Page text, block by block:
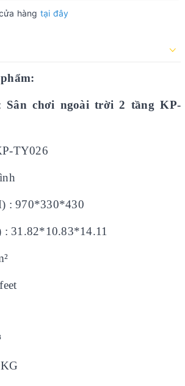
hàng tại đây
Sân chơi ngoài trời 2 tầng KP-
TY026
: 970*330*430
: 31.82*10.83*14.11